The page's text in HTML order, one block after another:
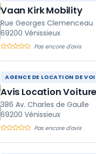
Vaan Kirk Mobility
Rue Georges Clemenceau
69200 Vénissieux
Pas encore d'avis
AGENCE DE LOCATION DE
Avis Location
386 Av. Charles de Gaulle
69200 Vénissieux
Pas encore d'avis